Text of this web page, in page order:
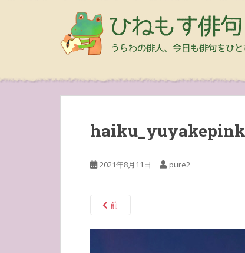
haiku_yuyakepink
2021年8月11日 pure2
前